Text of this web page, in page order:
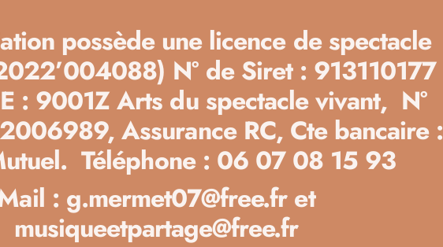
possède une licence de spectacle
N° de Siret : 913110177
: 9001Z Arts du spectacle vivant, N°
Assurance RC, Cte bancaire :
Téléphone : 06 07 08 15 93
: g.mermet07@free.fr et
musiqueetpartage@free.fr